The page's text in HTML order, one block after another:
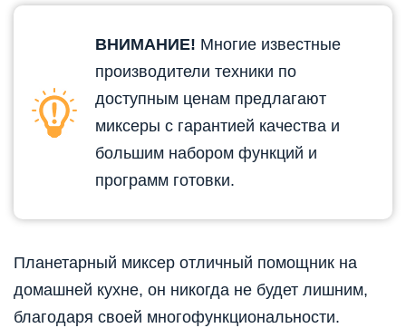
ВНИМАНИЕ! Многие известные
производители техники по
доступным ценам предлагают
миксеры с гарантией качества и
большим набором функций и
программ готовки.
Планетарный миксер отличный помощник на
домашней кухне, он никогда не будет лишним,
благодаря своей многофункциональности.